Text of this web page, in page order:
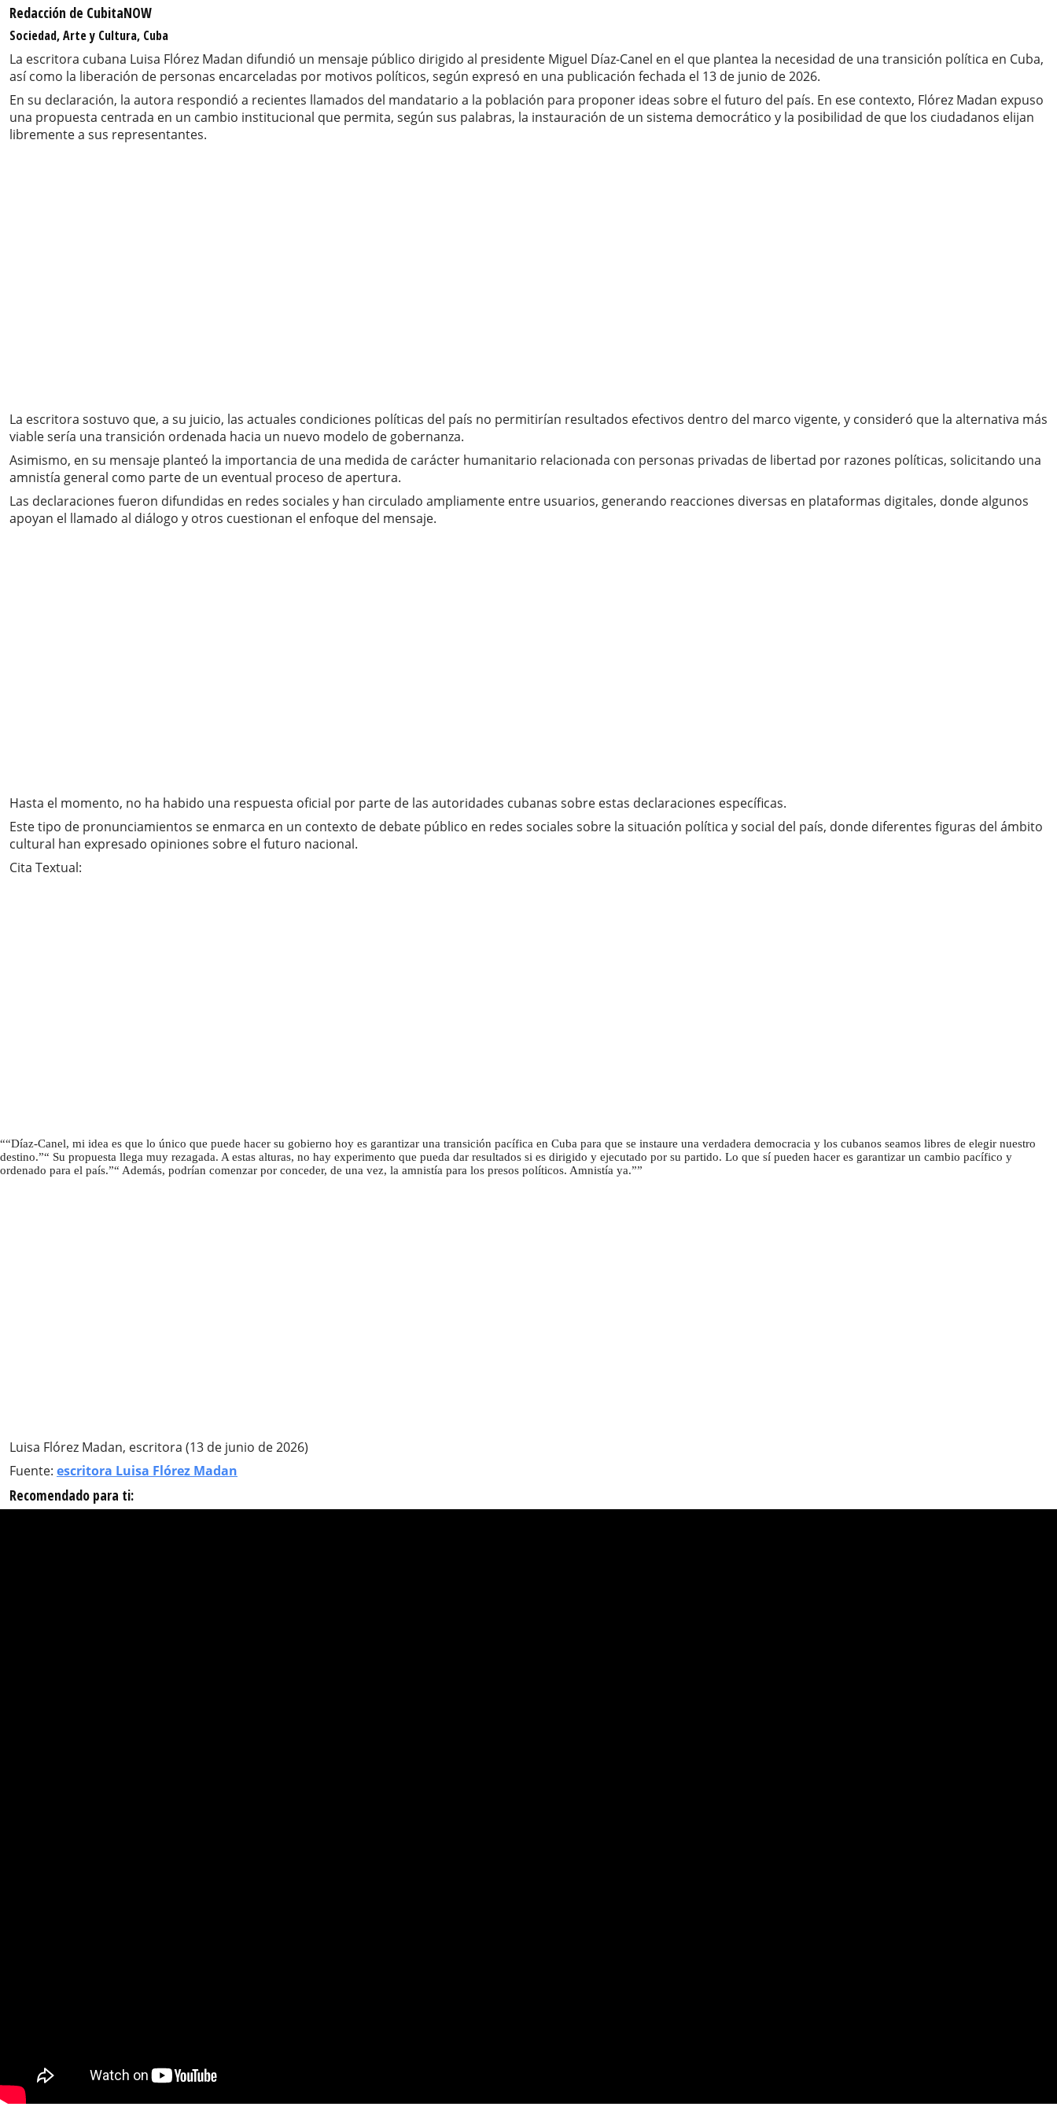
Redacción de CubitaNOW
Sociedad, Arte y Cultura, Cuba
La escritora cubana Luisa Flórez Madan difundió un mensaje público dirigido al presidente Miguel Díaz-Canel en el que plantea la necesidad de una transición política en Cuba,
así como la liberación de personas encarceladas por motivos políticos, según expresó en una publicación fechada el 13 de junio de 2026.
En su declaración, la autora respondió a recientes llamados del mandatario a la población para proponer ideas sobre el futuro del país. En ese contexto, Flórez Madan expuso
una propuesta centrada en un cambio institucional que permita, según sus palabras, la instauración de un sistema democrático y la posibilidad de que los ciudadanos elijan
libremente a sus representantes.
La escritora sostuvo que, a su juicio, las actuales condiciones políticas del país no permitirían resultados efectivos dentro del marco vigente, y consideró que la alternativa más
viable sería una transición ordenada hacia un nuevo modelo de gobernanza.
Asimismo, en su mensaje planteó la importancia de una medida de carácter humanitario relacionada con personas privadas de libertad por razones políticas, solicitando una
amnistía general como parte de un eventual proceso de apertura.
Las declaraciones fueron difundidas en redes sociales y han circulado ampliamente entre usuarios, generando reacciones diversas en plataformas digitales, donde algunos
apoyan el llamado al diálogo y otros cuestionan el enfoque del mensaje.
Hasta el momento, no ha habido una respuesta oficial por parte de las autoridades cubanas sobre estas declaraciones específicas.
Este tipo de pronunciamientos se enmarca en un contexto de debate público en redes sociales sobre la situación política y social del país, donde diferentes figuras del ámbito
cultural han expresado opiniones sobre el futuro nacional.
Cita Textual:
“Díaz-Canel, mi idea es que lo único que puede hacer su gobierno hoy es garantizar una transición pacífica en Cuba para que se instaure una verdadera democracia y los cubanos seamos libres de elegir nuestro
destino.
Su propuesta llega muy rezagada. A estas alturas, no hay experimento que pueda dar resultados si es dirigido y ejecutado por su partido. Lo que sí pueden hacer es garantizar un cambio pacífico y
ordenado para el país.
Además, podrían comenzar por conceder, de una vez, la amnistía para los presos políticos. Amnistía ya.”
Luisa Flórez Madan, escritora (13 de junio de 2026)
Fuente: escritora Luisa Flórez Madan
Recomendado para ti: